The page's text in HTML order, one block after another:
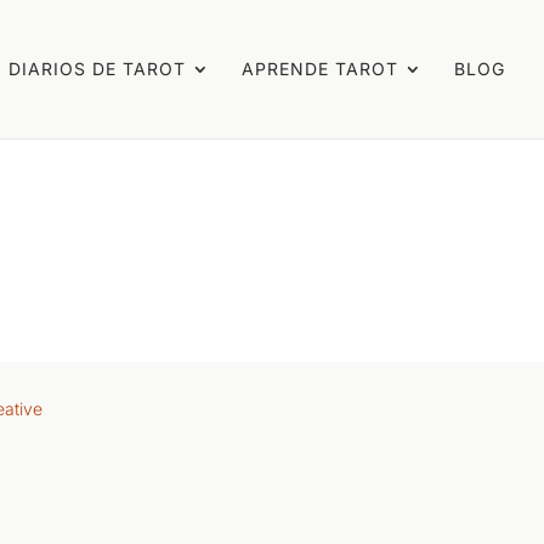
DIARIOS DE TAROT APRENDE TAROT BLOG